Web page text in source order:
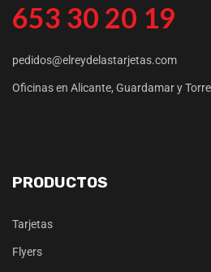
653 30 20 19
pedidos@elreydelastarjetas.com
Oficinas en Alicante, Guardamar y
PRODUCTOS
Tarjetas
Flyers